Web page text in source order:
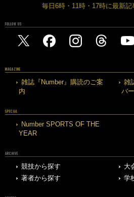
毎日6時・11時・17時に最新
FOLLOW US
MAGAZINE
雑誌『Number』購読のご案
内
雑
バー
SPECIAL
Number SPORTS OF THE
YEAR
ARCHIVE
競技から探す
大
著者から探す
学